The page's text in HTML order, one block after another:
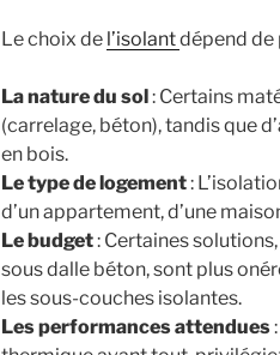
Le choix de l’isolantdépend de
La nature du sol: Certains
(carrelage, béton), tandis que
en bois.
Le type de logement:
d’un appartement, d’une
Le budget: Certaines
sous dalle béton, sont plus
les sous-couches isolantes.
Les performances attendues